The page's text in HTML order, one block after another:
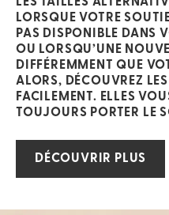
LORSQUE VOTRE
PAS DISPONIBLE DANS
OU LORSQU’UNE
DIFFÉREMMENT QUE
ALORS, DÉCOUVREZ
FACILEMENT. ELLES
TOUJOURS PORTER LE
DÉCOUVRIR PLUS